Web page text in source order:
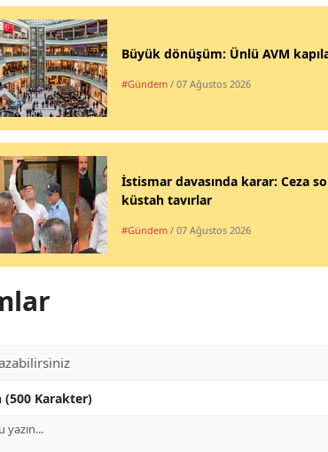
Büyük dönüşüm: Ünlü AVM
#Gündem / 07 Ağustos 2026
İstismar davasında karar: Ceza
küstah tavırlar
#Gündem / 07 Ağustos 2026
(500 Karakter)